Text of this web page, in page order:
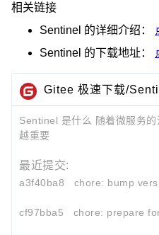
相关链接
Sentinel 的详细介绍：
Sentinel 的下载地址：
Gitee 极速下载/
Sentinel 是什么 随着微服务
越重要
最近提交:
a3f40ba8
chore: bump
cf97bba5
chore: prepare